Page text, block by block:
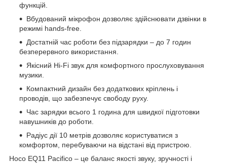
функцій.
Вбудований мікрофон дозволяє здійснювати дзвінки в
режимі hands-free.
Достатній час роботи без підзарядки – до 7 годин
безперервного використання.
Якісний Hi-Fi звук для комфортного прослуховування
музики.
Компактний дизайн без додаткових кріплень і
проводів, що забезпечує свободу руху.
Час зарядки всього 1 година для швидкої підготовки
навушників до роботи.
Радіус дії 10 метрів дозволяє користуватися з
комфортом, перебуваючи на відстані від пристрою.
Hoco EQ11 Pacifico – це баланс якості звуку, зручності і